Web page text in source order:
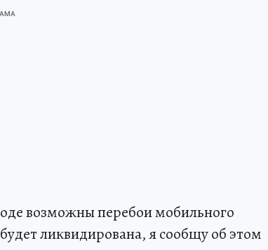
возможны перебои мобильного
ликвидирована, я сообщу об этом